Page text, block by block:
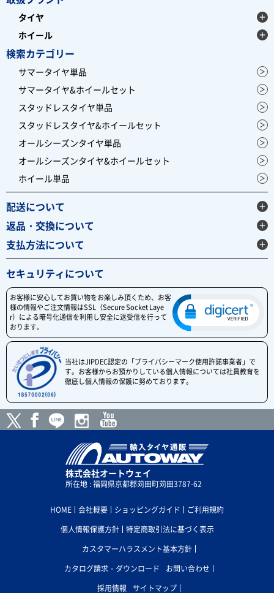
タイヤ
ホイール
検索カテゴリー
サマータイヤ単品
サマータイヤ&ホイールセット
スタッドレスタイヤ単品
スタッドレスタイヤ&ホイールセット
オールシーズンタイヤ単品
オールシーズンタイヤ&ホイールセット
ホイール単品
配送について
返品・交換について
支払方法について
セキュリティについて
お客様に安心してお買い物をお楽しみ頂くため、お客
様の情報やご注文情報はSSL（Secure Socket Laye
r）による暗号化通信を利用し安全に送受信を行って
おります。
当社はJIPDEC認定の「プライバシーマーク使用許諾事業者」で
す。お客様からお預かりしている個人情報については社員教育を
徹底し個人情報の保護に努めております。
株式会社オートウェイ
所在地 : 福岡県京都郡苅田町苅田3787-62
HOME 会社概要 ショッピングガイド
ご利用規約
個人情報保護方針
特定商取引法に基づく表示
カスタマーハラスメント基本方針
カタログ請求・ダウンロード
お問い合わせ
採用情報
サイトマップ